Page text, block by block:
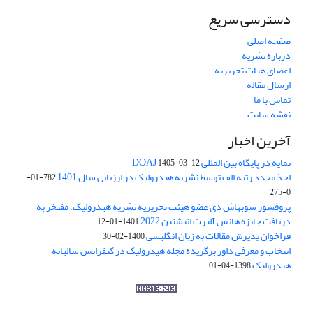
دسترسی سریع
صفحه اصلی
درباره نشریه
اعضای هیات تحریریه
ارسال مقاله
تماس با ما
نقشه سایت
آخرین اخبار
نمایه در پایگاه بین المللی DOAJ1405-03-12
اخذ مجدد رتبه الف توسط نشریه هیدرولیک در ارزیابی سال 1401
782-01-
0-275
پروفسور سوبهاش دی عضو هیئت تحریریه نشریه هیدرولیک، مفتخر به
دریافت جایزه هانس آلبرت انیشتین 2022 1401-01-12
فراخوان پذیرش مقالات به زبان انگلیسی1400-02-30
انتخاب و معرفی داور برگزیده مجله هیدرولیک در کنفرانس سالیانه
هیدرولیک1398-04-01